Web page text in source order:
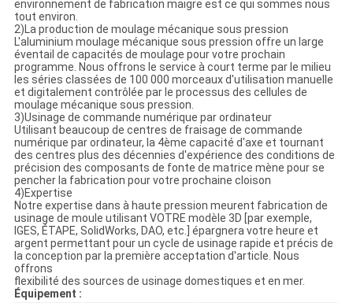
environnement de fabrication maigre est ce qui sommes nous
tout environ.
2)La production de moulage mécanique sous pression
L'aluminium moulage mécanique sous pression offre un large
éventail de capacités de moulage pour votre prochain
programme. Nous offrons le service à court terme par le milieu
les séries classées de 100 000 morceaux d'utilisation manuelle
et digitalement contrôlée par le processus des cellules de
moulage mécanique sous pression.
3)Usinage de commande numérique par ordinateur
Utilisant beaucoup de centres de fraisage de commande
numérique par ordinateur, la 4ème capacité d'axe et tournant
des centres plus des décennies d'expérience des conditions de
précision des composants de fonte de matrice mène pour se
pencher la fabrication pour votre prochaine cloison
4)Expertise
Notre expertise dans à haute pression meurent fabrication de
usinage de moule utilisant VOTRE modèle 3D [par exemple,
IGES, ÉTAPE, SolidWorks, DAO, etc.] épargnera votre heure et
argent permettant pour un cycle de usinage rapide et précis de
la conception par la première acceptation d'article. Nous
offrons
flexibilité des sources de usinage domestiques et en mer.
Équipement :